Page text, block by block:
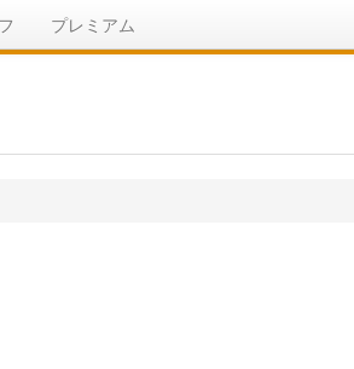
プレミアム